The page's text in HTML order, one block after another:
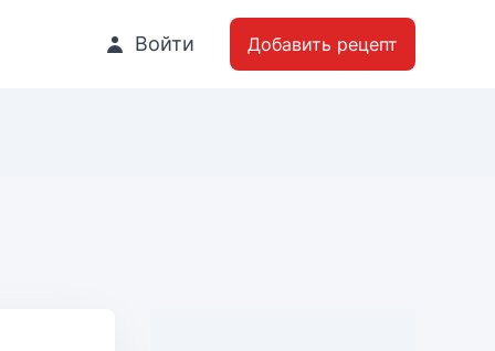
Войти Добавить рецепт